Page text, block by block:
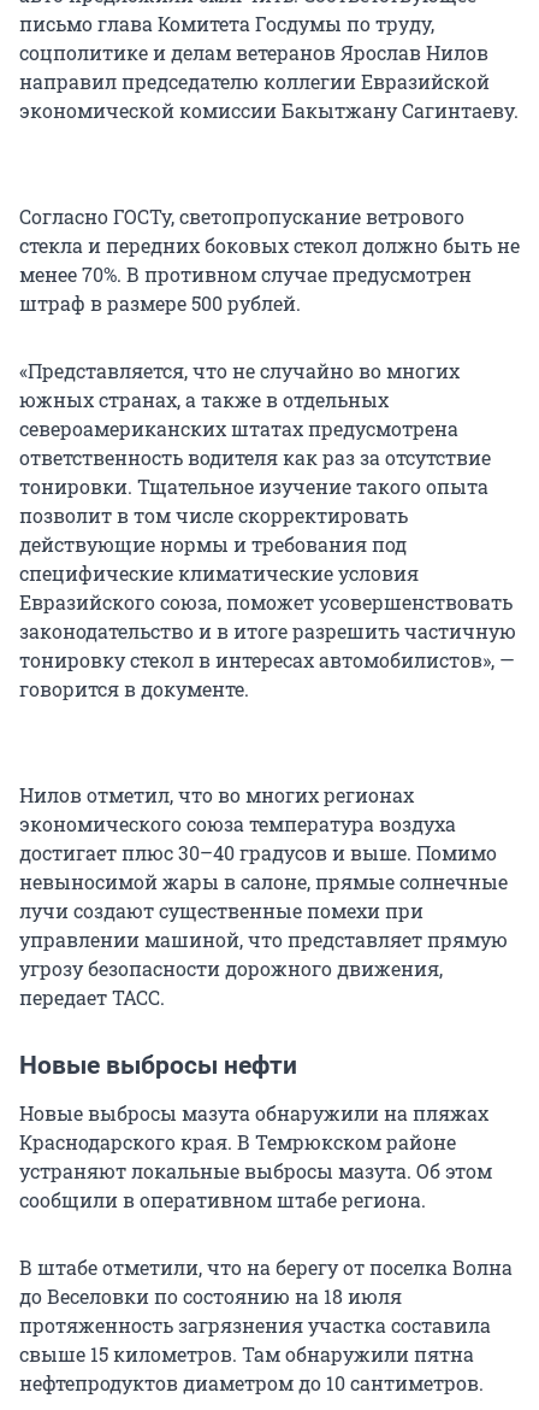
письмо глава Комитета Госдумы по труду,
соцполитике и делам ветеранов Ярослав Нилов
направил председателю коллегии Евразийской
экономической комиссии Бакытжану Сагинтаеву.
Согласно ГОСТу, светопропускание ветрового
стекла и передних боковых стекол должно быть не
менее 70%. В противном случае предусмотрен
штраф в размере 500 рублей.
«Представляется, что не случайно во многих
южных странах, а также в отдельных
североамериканских штатах предусмотрена
ответственность водителя как раз за отсутствие
тонировки. Тщательное изучение такого опыта
позволит в том числе скорректировать
действующие нормы и требования под
специфические климатические условия
Евразийского союза, поможет усовершенствовать
законодательство и в итоге разрешить частичную
тонировку стекол в интересах автомобилистов», —
говорится в документе.
Нилов отметил, что во многих регионах
экономического союза температура воздуха
достигает плюс 30–40 градусов и выше. Помимо
невыносимой жары в салоне, прямые солнечные
лучи создают существенные помехи при
управлении машиной, что представляет прямую
угрозу безопасности дорожного движения,
передает ТАСС.
Новые выбросы нефти
Новые выбросы мазута обнаружили на пляжах
Краснодарского края. В Темрюкском районе
устраняют локальные выбросы мазута. Об этом
сообщили в оперативном штабе региона.
В штабе отметили, что на берегу от поселка Волна
до Веселовки по состоянию на 18 июля
протяженность загрязнения участка составила
свыше 15 километров. Там обнаружили пятна
нефтепродуктов диаметром до 10 сантиметров.